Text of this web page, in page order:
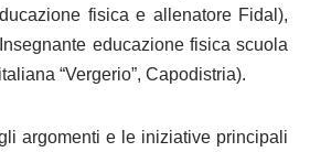
fisica e allenatore Fidal),
educazione fisica scuola
“Vergerio”, Capodistria).
argomenti e le iniziative principali